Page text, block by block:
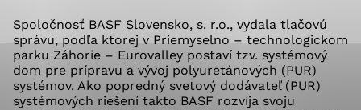
Spoločnosť BASF Slovensko, s. r.o., vydala tlačovú
správu, podľa ktorej v Priemyselno – technologickom
parku Záhorie – Eurovalley postaví tzv. systémový
dom pre prípravu a vývoj polyuretánových (PUR)
systémov. Ako popredný svetový dodávateľ (PUR)
systémových riešení takto BASF rozvíja svoju
stránky. Bez týchto súborov cookie nemôže web
správne fungovať.
Analytické cookies